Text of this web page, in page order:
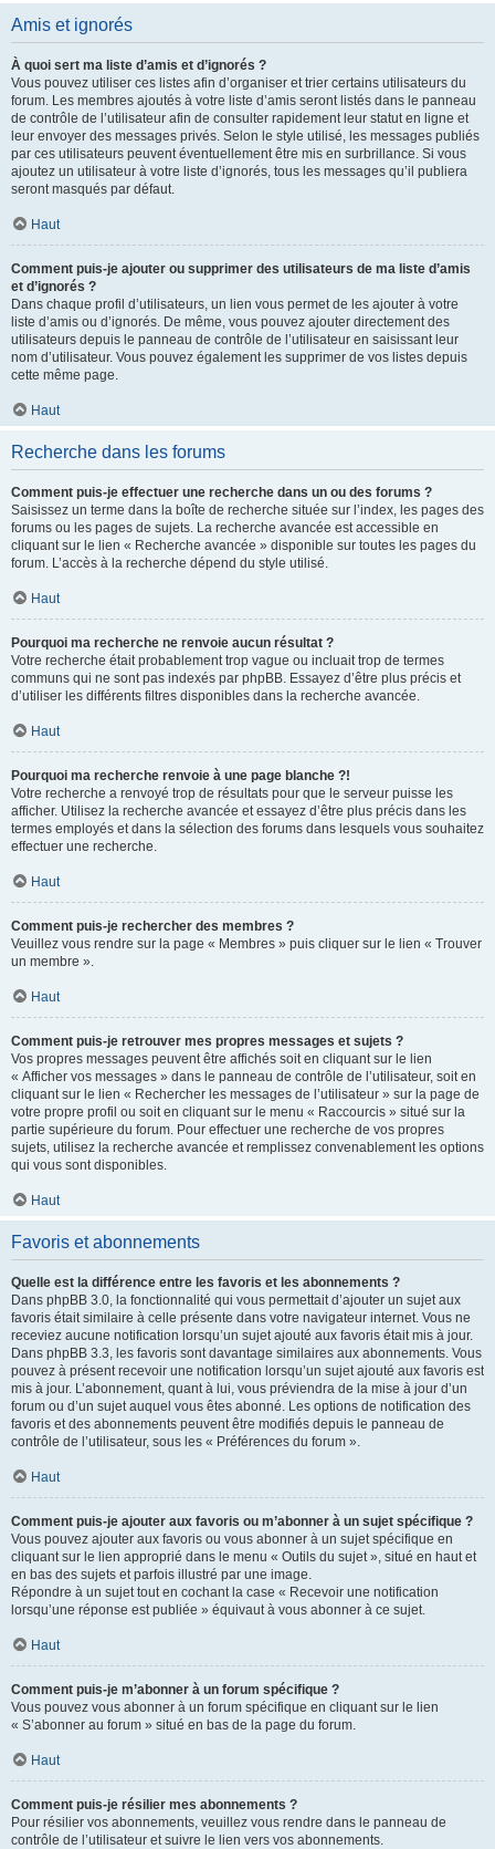
Amis et ignorés
À quoi sert ma liste d’amis et d’ignorés ?
Vous pouvez utiliser ces listes afin d’organiser et trier certains utilisateurs du
forum. Les membres ajoutés à votre liste d’amis seront listés dans le panneau
de contrôle de l’utilisateur afin de consulter rapidement leur statut en ligne et
leur envoyer des messages privés. Selon le style utilisé, les messages publiés
par ces utilisateurs peuvent éventuellement être mis en surbrillance. Si vous
ajoutez un utilisateur à votre liste d’ignorés, tous les messages qu’il publiera
seront masqués par défaut.
Haut
Comment puis-je ajouter ou supprimer des utilisateurs de ma liste d’amis
et d’ignorés ?
Dans chaque profil d’utilisateurs, un lien vous permet de les ajouter à votre
liste d’amis ou d’ignorés. De même, vous pouvez ajouter directement des
utilisateurs depuis le panneau de contrôle de l’utilisateur en saisissant leur
nom d’utilisateur. Vous pouvez également les supprimer de vos listes depuis
cette même page.
Haut
Recherche dans les forums
Comment puis-je effectuer une recherche dans un ou des forums ?
Saisissez un terme dans la boîte de recherche située sur l’index, les pages des
forums ou les pages de sujets. La recherche avancée est accessible en
cliquant sur le lien « Recherche avancée » disponible sur toutes les pages du
forum. L’accès à la recherche dépend du style utilisé.
Haut
Pourquoi ma recherche ne renvoie aucun résultat ?
Votre recherche était probablement trop vague ou incluait trop de termes
communs qui ne sont pas indexés par phpBB. Essayez d’être plus précis et
d’utiliser les différents filtres disponibles dans la recherche avancée.
Haut
Pourquoi ma recherche renvoie à une page blanche ?!
Votre recherche a renvoyé trop de résultats pour que le serveur puisse les
afficher. Utilisez la recherche avancée et essayez d’être plus précis dans les
termes employés et dans la sélection des forums dans lesquels vous souhaitez
effectuer une recherche.
Haut
Comment puis-je rechercher des membres ?
Veuillez vous rendre sur la page « Membres » puis cliquer sur le lien « Trouver
un membre ».
Haut
Comment puis-je retrouver mes propres messages et sujets ?
Vos propres messages peuvent être affichés soit en cliquant sur le lien
« Afficher vos messages » dans le panneau de contrôle de l’utilisateur, soit en
cliquant sur le lien « Rechercher les messages de l’utilisateur » sur la page de
votre propre profil ou soit en cliquant sur le menu « Raccourcis » situé sur la
partie supérieure du forum. Pour effectuer une recherche de vos propres
sujets, utilisez la recherche avancée et remplissez convenablement les options
qui vous sont disponibles.
Haut
Favoris et abonnements
Quelle est la différence entre les favoris et les abonnements ?
Dans phpBB 3.0, la fonctionnalité qui vous permettait d’ajouter un sujet aux
favoris était similaire à celle présente dans votre navigateur internet. Vous ne
receviez aucune notification lorsqu’un sujet ajouté aux favoris était mis à jour.
Dans phpBB 3.3, les favoris sont davantage similaires aux abonnements. Vous
pouvez à présent recevoir une notification lorsqu’un sujet ajouté aux favoris est
mis à jour. L’abonnement, quant à lui, vous préviendra de la mise à jour d’un
forum ou d’un sujet auquel vous êtes abonné. Les options de notification des
favoris et des abonnements peuvent être modifiés depuis le panneau de
contrôle de l’utilisateur, sous les « Préférences du forum ».
Haut
Comment puis-je ajouter aux favoris ou m’abonner à un sujet spécifique ?
Vous pouvez ajouter aux favoris ou vous abonner à un sujet spécifique en
cliquant sur le lien approprié dans le menu « Outils du sujet », situé en haut et
en bas des sujets et parfois illustré par une image.
Répondre à un sujet tout en cochant la case « Recevoir une notification
lorsqu’une réponse est publiée » équivaut à vous abonner à ce sujet.
Haut
Comment puis-je m’abonner à un forum spécifique ?
Vous pouvez vous abonner à un forum spécifique en cliquant sur le lien
« S’abonner au forum » situé en bas de la page du forum.
Haut
Comment puis-je résilier mes abonnements ?
Pour résilier vos abonnements, veuillez vous rendre dans le panneau de
contrôle de l’utilisateur et suivre le lien vers vos abonnements.